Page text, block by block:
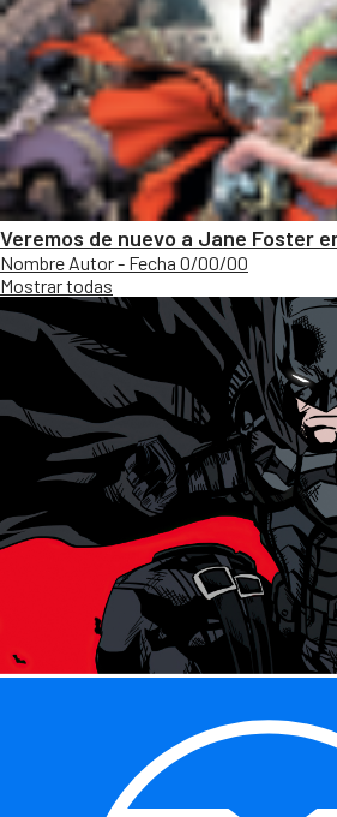
Veremos de nuevo a Jane Foster
Nombre Autor - Fecha 0/00/00
Mostrar todas